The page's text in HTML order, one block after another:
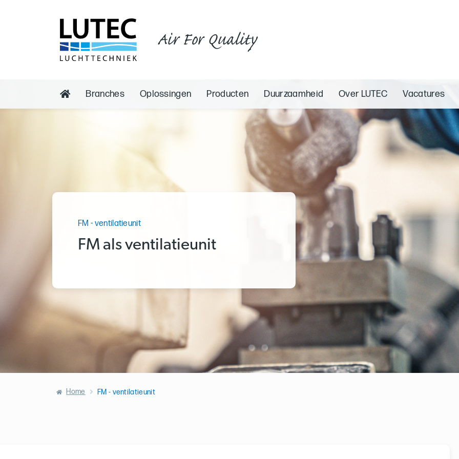
Air For Quality
Branches Oplossingen Producten Duurzaamheid Over LUTEC Vacatures
FM - ventilatieunit
FM als ventilatieunit
Home FM - ventilatieunit